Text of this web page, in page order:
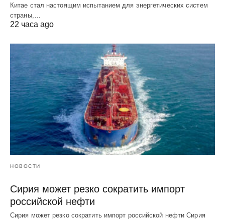
Китае стал настоящим испытанием для энергетических систем
страны,…
22 часа ago
НОВОСТИ
Сирия может резко сократить импорт
российской нефти
Сирия может резко сократить импорт российской нефти Сирия